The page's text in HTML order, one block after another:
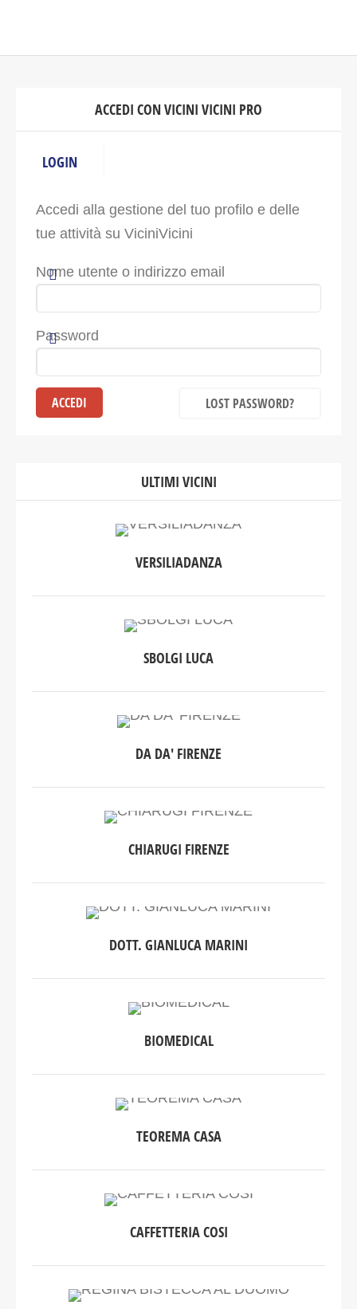
ACCEDI CON VICINI VICINI PRO
LOGIN
Accedi alla gestione del tuo profilo e delle
tue attività su ViciniVicini
Nome utente o indirizzo email
Password
LOST PASSWORD?
ULTIMI VICINI
VERSILIADANZA
SBOLGI LUCA
DA DA' FIRENZE
CHIARUGI FIRENZE
DOTT. GIANLUCA MARINI
BIOMEDICAL
TEOREMA CASA
CAFFETTERIA COSI